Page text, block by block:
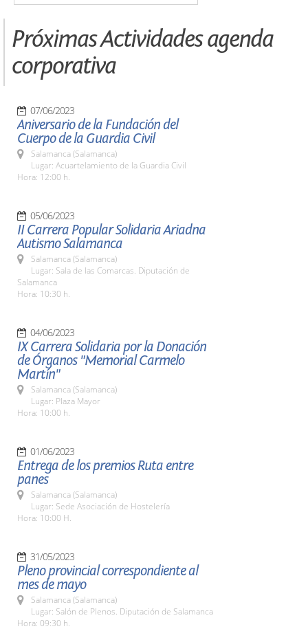
Próximas Actividades agenda
corporativa
07/06/2023
Aniversario de la Fundación del
Cuerpo de la Guardia Civil
Salamanca (Salamanca)
Lugar: Acuartelamiento de la Guardia Civil
Hora: 12:00 h.
05/06/2023
II Carrera Popular Solidaria Ariadna
Autismo Salamanca
Salamanca (Salamanca)
Lugar: Sala de las Comarcas. Diputación de
Salamanca
Hora: 10:30 h.
04/06/2023
IX Carrera Solidaria por la Donación
de Órganos "Memorial Carmelo
Martín"
Salamanca (Salamanca)
Lugar: Plaza Mayor
Hora: 10:00 h.
01/06/2023
Entrega de los premios Ruta entre
panes
Salamanca (Salamanca)
Lugar: Sede Asociación de Hostelería
Hora: 10:00 H.
31/05/2023
Pleno provincial correspondiente al
mes de mayo
Salamanca (Salamanca)
Lugar: Salón de Plenos. Diputación de Salamanca
Hora: 09:30 h.